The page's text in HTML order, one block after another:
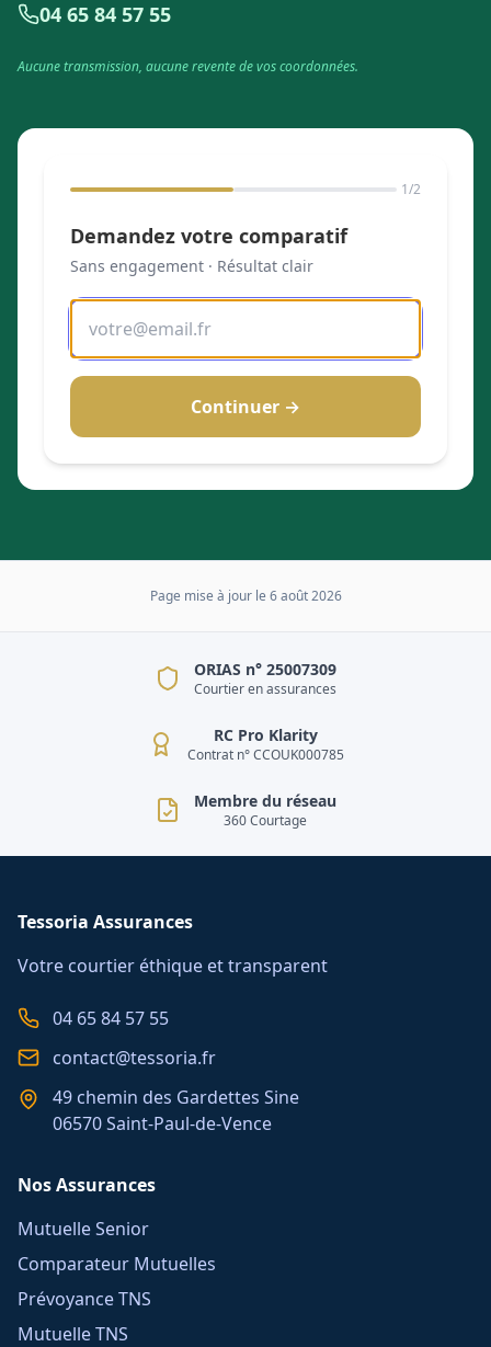
04 65 84 57 55
Aucune transmission, aucune revente de vos coordonnées.
1/2
Demandez votre comparatif
Sans engagement · Résultat clair
Continuer →
Page mise à jour le 6 août 2026
ORIAS n° 25007309
Courtier en assurances
RC Pro Klarity
Contrat n° CCOUK000785
Membre du réseau
360 Courtage
Tessoria Assurances
Votre courtier éthique et transparent
04 65 84 57 55
contact@tessoria.fr
49 chemin des Gardettes Sine
06570 Saint-Paul-de-Vence
Nos Assurances
Mutuelle Senior
Comparateur Mutuelles
Prévoyance TNS
Mutuelle TNS